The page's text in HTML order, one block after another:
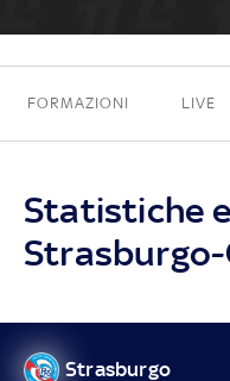
FORMAZIONI LIVE
Statistiche
Strasburgo-
Strasburgo